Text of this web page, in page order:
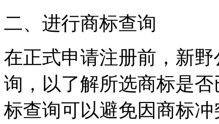
二、进行商标查询
在正式申请注册前，新
询，以了解所选商标是
标查询可以避免因商标